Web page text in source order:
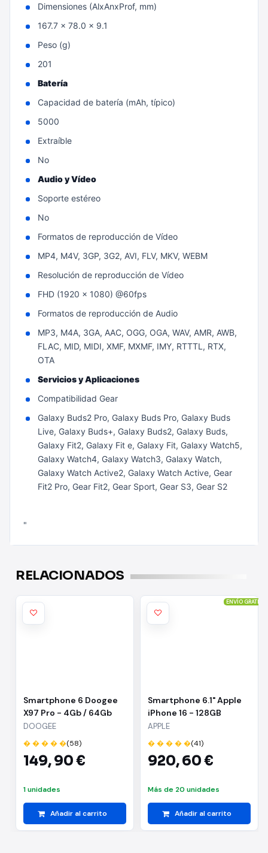
Dimensiones (AlxAnxProf, mm)
167.7 x 78.0 x 9.1
Peso (g)
201
Batería
Capacidad de batería (mAh, típico)
5000
Extraíble
No
Audio y Vídeo
Soporte estéreo
No
Formatos de reproducción de Vídeo
MP4, M4V, 3GP, 3G2, AVI, FLV, MKV, WEBM
Resolución de reproducción de Vídeo
FHD (1920 x 1080) @60fps
Formatos de reproducción de Audio
MP3, M4A, 3GA, AAC, OGG, OGA, WAV, AMR, AWB,
FLAC, MID, MIDI, XMF, MXMF, IMY, RTTTL, RTX,
OTA
Servicios y Aplicaciones
Compatibilidad Gear
Galaxy Buds2 Pro, Galaxy Buds Pro, Galaxy Buds
Live, Galaxy Buds+, Galaxy Buds2, Galaxy Buds,
Galaxy Fit2, Galaxy Fit e, Galaxy Fit, Galaxy Watch5,
Galaxy Watch4, Galaxy Watch3, Galaxy Watch,
Galaxy Watch Active2, Galaxy Watch Active, Gear
Fit2 Pro, Gear Fit2, Gear Sport, Gear S3, Gear S2
"
RELACIONADOS
Smartphone 6 Doogee
X97 Pro - 4Gb / 64Gb
DOOGEE
� � � � �(58)
149,90 €
1 unidades
Añadir al carrito
Smartphone 6.1" Apple
iPhone 16 - 128GB
Ultramarino
APPLE
� � � � �(41)
920,60 €
Más de 20 unidades
Añadir al carrito
ENVÍO GRATIS